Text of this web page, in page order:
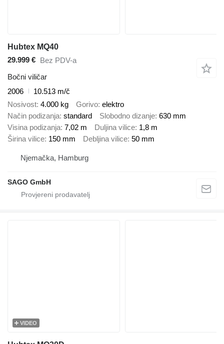
Hubtex MQ40
29.999 € Bez PDV-a
Bočni viličar
2006
10.513 m/č
Nosivost 4.000 kg Gorivo elektro
Način podizanja standard Slobodno dizanje 630 mm
Visina podizanja 7,02 m Duljina vilice 1,8 m
Širina vilice 150 mm Debljina vilice 50 mm
Njemačka, Hamburg
SAGO GmbH
VIDEO